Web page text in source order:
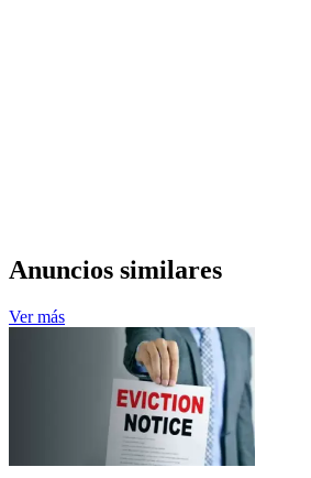
Anuncios similares
Ver más